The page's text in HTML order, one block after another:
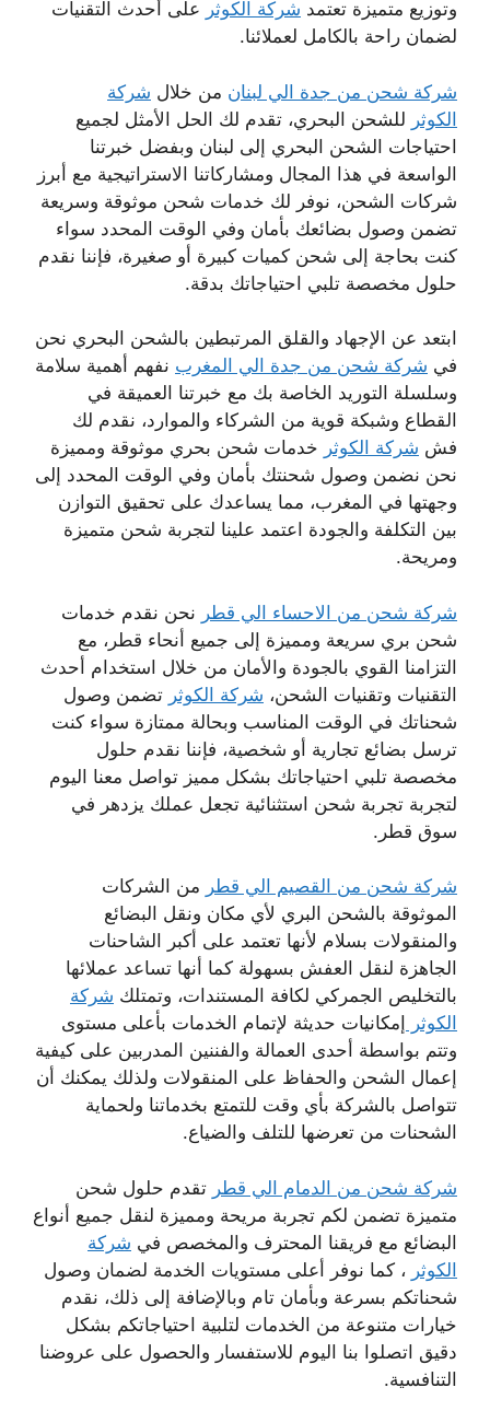
وتوزيع متميزة تعتمد شركة الكوثر على أحدث التقنيات
لضمان راحة بالكامل لعملائنا.
شركة شحن من جدة الي لبنان من خلال شركة
الكوثر للشحن البحري، تقدم لك الحل الأمثل لجميع
احتياجات الشحن البحري إلى لبنان وبفضل خبرتنا
الواسعة في هذا المجال ومشاركاتنا الاستراتيجية مع أبرز
شركات الشحن، نوفر لك خدمات شحن موثوقة وسريعة
تضمن وصول بضائعك بأمان وفي الوقت المحدد سواء
كنت بحاجة إلى شحن كميات كبيرة أو صغيرة، فإننا نقدم
حلول مخصصة تلبي احتياجاتك بدقة.
ابتعد عن الإجهاد والقلق المرتبطين بالشحن البحري نحن
في شركة شحن من جدة الي المغرب نفهم أهمية سلامة
وسلسلة التوريد الخاصة بك مع خبرتنا العميقة في
القطاع وشبكة قوية من الشركاء والموارد، نقدم لك
فش شركة الكوثر خدمات شحن بحري موثوقة ومميزة
نحن نضمن وصول شحنتك بأمان وفي الوقت المحدد إلى
وجهتها في المغرب، مما يساعدك على تحقيق التوازن
بين التكلفة والجودة اعتمد علينا لتجربة شحن متميزة
ومريحة.
شركة شحن من الاحساء الي قطر نحن نقدم خدمات
شحن بري سريعة ومميزة إلى جميع أنحاء قطر، مع
التزامنا القوي بالجودة والأمان من خلال استخدام أحدث
التقنيات وتقنيات الشحن، شركة الكوثر تضمن وصول
شحناتك في الوقت المناسب وبحالة ممتازة سواء كنت
ترسل بضائع تجارية أو شخصية، فإننا نقدم حلول
مخصصة تلبي احتياجاتك بشكل مميز تواصل معنا اليوم
لتجربة تجربة شحن استثنائية تجعل عملك يزدهر في
سوق قطر.
شركة شحن من القصيم الي قطر من الشركات
الموثوقة بالشحن البري لأي مكان ونقل البضائع
والمنقولات بسلام لأنها تعتمد على أكبر الشاحنات
الجاهزة لنقل العفش بسهولة كما أنها تساعد عملائها
بالتخليص الجمركي لكافة المستندات، وتمتلك شركة
الكوثر
إمكانيات حديثة لإتمام الخدمات بأعلى مستوى
وتتم بواسطة أحدى العمالة والفننين المدربين على كيفية
إعمال الشحن والحفاظ على المنقولات ولذلك يمكنك أن
تتواصل بالشركة بأي وقت للتمتع بخدماتنا ولحماية
الشحنات من تعرضها للتلف والضياع.
شركة شحن من الدمام الي قطر تقدم حلول شحن
متميزة تضمن لكم تجربة مريحة ومميزة لنقل جميع أنواع
البضائع مع فريقنا المحترف والمخصص في شركة
الكوثر ، كما نوفر أعلى مستويات الخدمة لضمان وصول
شحناتكم بسرعة وبأمان تام وبالإضافة إلى ذلك، نقدم
خيارات متنوعة من الخدمات لتلبية احتياجاتكم بشكل
دقيق اتصلوا بنا اليوم للاستفسار والحصول على عروضنا
التنافسية.